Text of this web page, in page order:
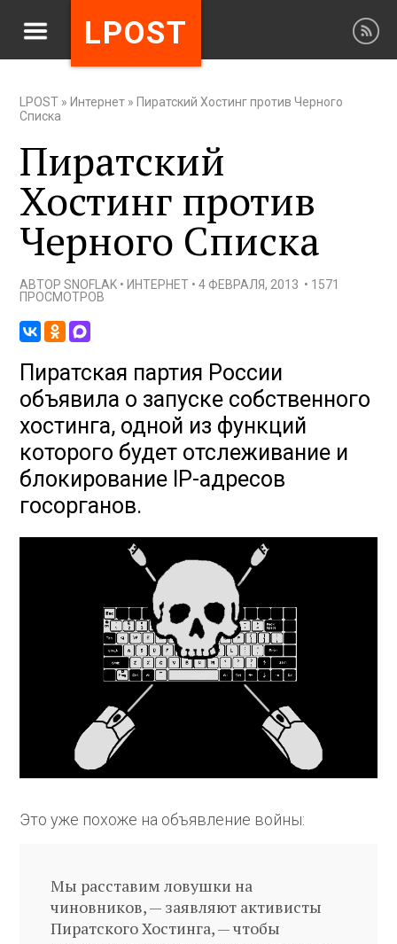
LPOST
LPOST » Интернет » Пиратский Хостинг против Черного
Списка
Пиратский
Хостинг против
Черного Списка
АВТОРSNOFLAK • ИНТЕРНЕТ •4 ФЕВРАЛЯ, 2013 • 1571
ПРОСМОТРОВ
Пиратская партия России
объявила о запуске собственного
хостинга, одной из функций
которого будет отслеживание и
блокирование IP-адресов
госорганов.
Это уже похоже на объявление войны:
Мы расставим ловушки на
чиновников, — заявляют активисты
Пиратского Хостинга, — чтобы